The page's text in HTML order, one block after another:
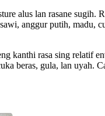
alus lan rasane sugih.
anggur putih,
kanthi rasa sing relatif
beras, gula, lan uyah.